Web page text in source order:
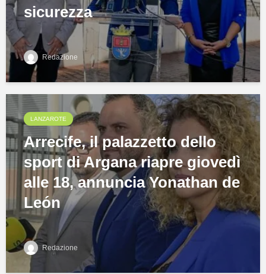
sicurezza
Redazione
LANZAROTE
Arrecife, il palazzetto dello
sport di Argana riapre giovedì
alle 18, annuncia Yonathan de
León
Redazione